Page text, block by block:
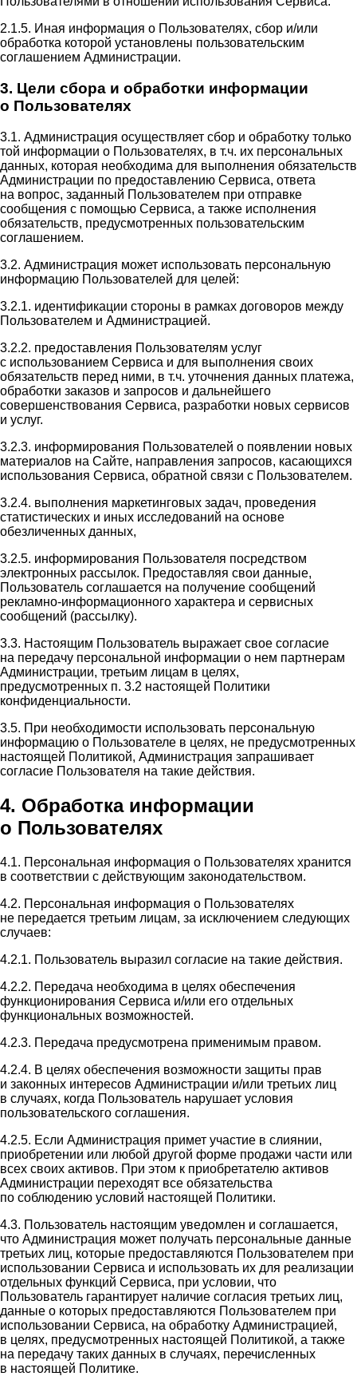
2.1.5. Иная информация о Пользователях, сбор и/или
обработка которой установлены пользовательским
соглашением Администрации.
3. Цели сбора и обработки информации
о Пользователях
3.1. Администрация осуществляет сбор и обработку только
той информации о Пользователях, в т.ч. их персональных
данных, которая необходима для выполнения обязательств
Администрации по предоставлению Сервиса, ответа
на вопрос, заданный Пользователем при отправке
сообщения с помощью Сервиса, а также исполнения
обязательств, предусмотренных пользовательским
соглашением.
3.2. Администрация может использовать персональную
информацию Пользователей для целей:
3.2.1. идентификации стороны в рамках договоров между
Пользователем и Администрацией.
3.2.2. предоставления Пользователям услуг
с использованием Сервиса и для выполнения своих
обязательств перед ними, в т.ч. уточнения данных платежа,
обработки заказов и запросов и дальнейшего
совершенствования Сервиса, разработки новых сервисов
и услуг.
3.2.3. информирования Пользователей о появлении новых
материалов на Сайте, направления запросов, касающихся
использования Сервиса, обратной связи с Пользователем.
3.2.4. выполнения маркетинговых задач, проведения
статистических и иных исследований на основе
обезличенных данных,
3.2.5. информирования Пользователя посредством
электронных рассылок. Предоставляя свои данные,
Пользователь соглашается на получение сообщений
рекламно-информационного характера и сервисных
сообщений (рассылку).
3.3. Настоящим Пользователь выражает свое согласие
на передачу персональной информации о нем партнерам
Администрации, третьим лицам в целях,
предусмотренных п. 3.2 настоящей Политики
конфиденциальности.
3.5. При необходимости использовать персональную
информацию о Пользователе в целях, не предусмотренных
настоящей Политикой, Администрация запрашивает
согласие Пользователя на такие действия.
4. Обработка информации
о Пользователях
4.1. Персональная информация о Пользователях хранится
в соответствии с действующим законодательством.
4.2. Персональная информация о Пользователях
не передается третьим лицам, за исключением следующих
случаев:
4.2.1. Пользователь выразил согласие на такие действия.
4.2.2. Передача необходима в целях обеспечения
функционирования Сервиса и/или его отдельных
функциональных возможностей.
4.2.3. Передача предусмотрена применимым правом.
4.2.4. В целях обеспечения возможности защиты прав
и законных интересов Администрации и/или третьих лиц
в случаях, когда Пользователь нарушает условия
пользовательского соглашения.
4.2.5. Если Администрация примет участие в слиянии,
приобретении или любой другой форме продажи части или
всех своих активов. При этом к приобретателю активов
Администрации переходят все обязательства
по соблюдению условий настоящей Политики.
4.3. Пользователь настоящим уведомлен и соглашается,
что Администрация может получать персональные данные
третьих лиц, которые предоставляются Пользователем при
использовании Сервиса и использовать их для реализации
отдельных функций Сервиса, при условии, что
Пользователь гарантирует наличие согласия третьих лиц,
данные о которых предоставляются Пользователем при
использовании Сервиса, на обработку Администрацией,
в целях, предусмотренных настоящей Политикой, а также
на передачу таких данных в случаях, перечисленных
в настоящей Политике.